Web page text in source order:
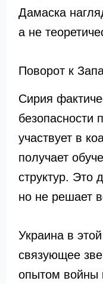
Дамаска
а не
Поворот к
Сирия
безопасности
участвует в
получает
структур. Это
но не решает
Украина в
связующее
опытом войны